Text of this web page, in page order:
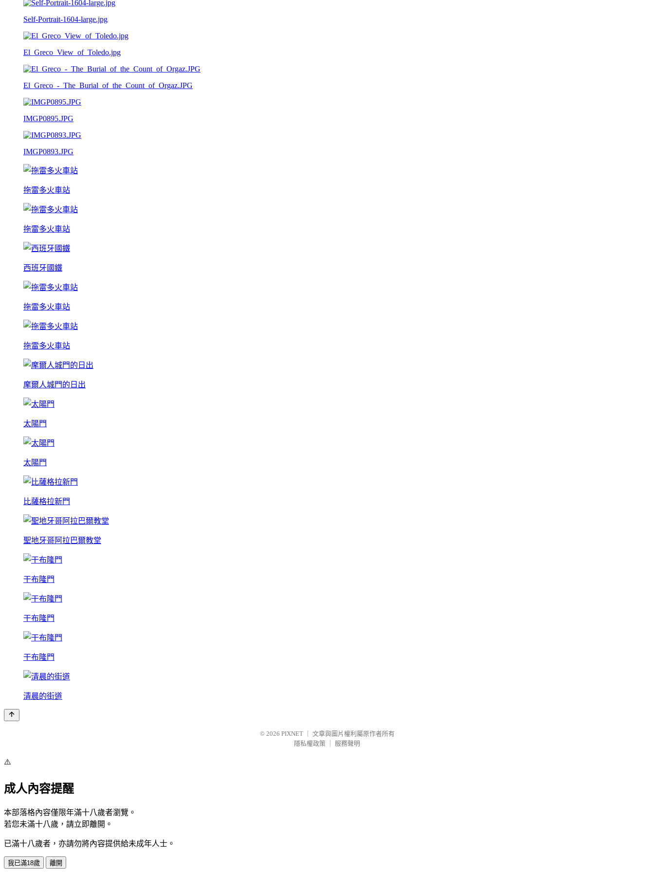
Self-Portrait-1604-large.jpg
El_Greco_View_of_Toledo.jpg
El_Greco_-_The_Burial_of_the_Count_of_Orgaz.JPG
IMGP0895.JPG
IMGP0893.JPG
拖雷多火車站
拖雷多火車站
西班牙國鐵
拖雷多火車站
拖雷多火車站
摩爾人城門的日出
太陽門
太陽門
比薩格拉新門
聖地牙哥阿拉巴爾教堂
干布隆門
干布隆門
干布隆門
清晨的街道
© 2026 PIXNET
文章與圖片權利屬原作者所有
隱私權政策
服務聲明
⚠️
成人內容提醒
本部落格內容僅限年滿十八歲者瀏覽。
若您未滿十八歲，請立即離開。
已滿十八歲者，亦請勿將內容提供給未成年人士。
我已滿18歲 離開